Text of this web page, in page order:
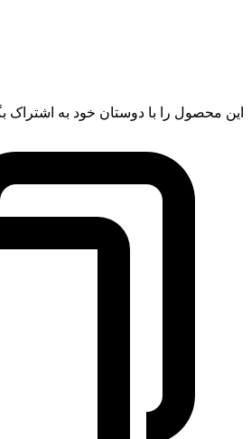
این محصول را با دوستان خود به اشتراک